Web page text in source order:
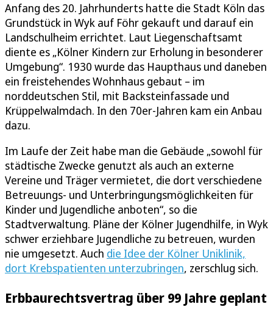
Anfang des 20. Jahrhunderts hatte die Stadt Köln das
Grundstück in Wyk auf Föhr gekauft und darauf ein
Landschulheim errichtet. Laut Liegenschaftsamt
diente es „Kölner Kindern zur Erholung in besonderer
Umgebung“. 1930 wurde das Haupthaus und daneben
ein freistehendes Wohnhaus gebaut – im
norddeutschen Stil, mit Backsteinfassade und
Krüppelwalmdach. In den 70er-Jahren kam ein Anbau
dazu.
Im Laufe der Zeit habe man die Gebäude „sowohl für
städtische Zwecke genutzt als auch an externe
Vereine und Träger vermietet, die dort verschiedene
Betreuungs- und Unterbringungsmöglichkeiten für
Kinder und Jugendliche anboten“, so die
Stadtverwaltung. Pläne der Kölner Jugendhilfe, in Wyk
schwer erziehbare Jugendliche zu betreuen, wurden
nie umgesetzt. Auch die Idee der Kölner Uniklinik,
dort Krebspatienten unterzubringen, zerschlug sich.
Erbbaurechtsvertrag über 99 Jahre geplant